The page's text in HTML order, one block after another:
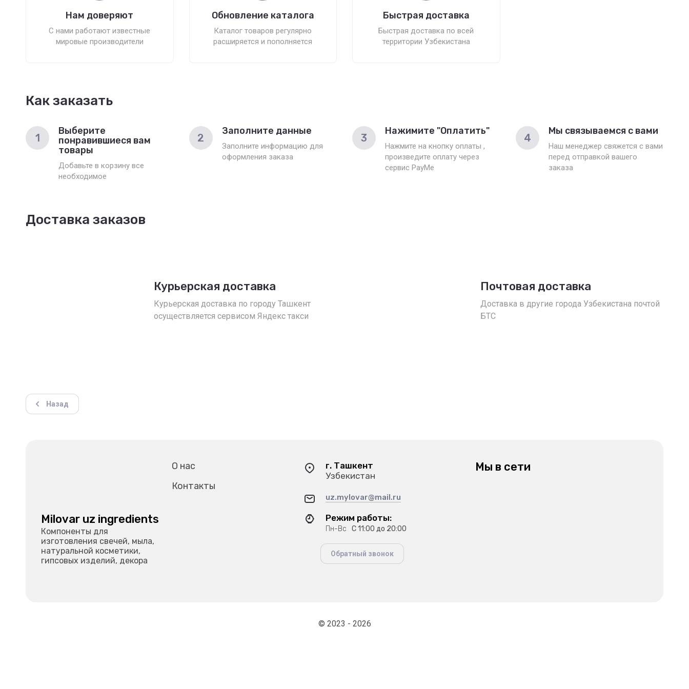
Нам доверяют
С нами работают известные
мировые производители
Обновление каталога
Каталог товаров регулярно
расширяется и пополняется
Быстрая доставка
Быстрая доставка по всей
территории Узбекистана
Как заказать
1
Выберите
понравившиеся вам
товары
Добавьте в корзину все
необходимое
2
Заполните данные
Заполните информацию для
оформления заказа
3
Нажимите "Оплатить"
Нажмите на кнопку оплаты ,
произведите оплату через
сервис PayMe
4
Мы связываемся с вами
Наш менеджер свяжется с вами
перед отправкой вашего
заказа
Доставка заказов
Курьерская доставка
Курьерская доставка по городу Ташкент
осуществляется сервисом Яндекс такси
Почтовая доставка
Доставка в другие города Узбекистана почтой
БТС
Назад
Milovar uz ingredients
Компоненты для
изготовления свечей, мыла,
натуральной косметики,
гипсовых изделий, декора
О нас
Контакты
г. Ташкент
Узбекистан
uz.mylovar@mail.ru
Режим работы:
Пн-Вс С 11:00 до 20:00
Обратный звонок
Мы в сети
© 2023 - 2026